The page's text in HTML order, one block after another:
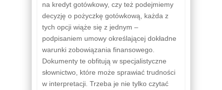
na kredyt gotówkowy, czy też podejmiemy
decyzję o pożyczkę gotówkową, każda z
tych opcji wiąże się z jednym –
podpisaniem umowy określającej dokładne
warunki zobowiązania finansowego.
Dokumenty te obfitują w specjalistyczne
słownictwo, które może sprawiać trudności
w interpretacji. Trzeba je nie tylko czytać